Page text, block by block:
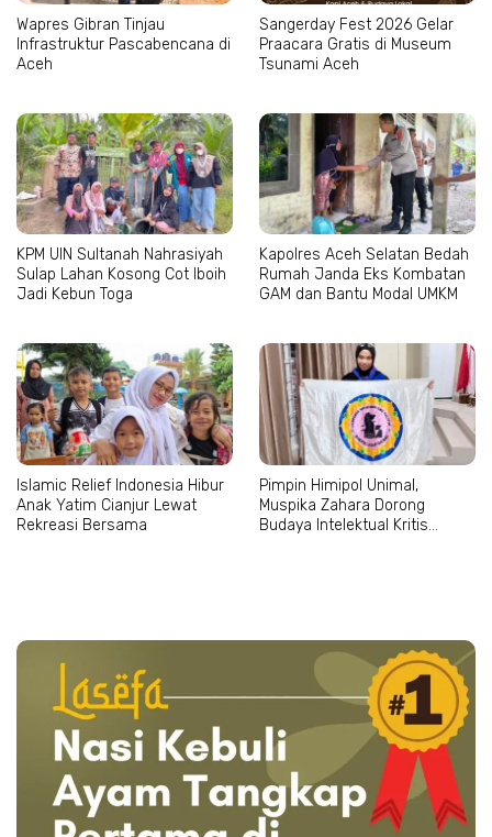
Wapres Gibran Tinjau
Infrastruktur Pascabencana di
Aceh
Sangerday Fest 2026 Gelar
Praacara Gratis di Museum
Tsunami Aceh
KPM UIN Sultanah Nahrasiyah
Sulap Lahan Kosong Cot Iboih
Jadi Kebun Toga
Kapolres Aceh Selatan Bedah
Rumah Janda Eks Kombatan
GAM dan Bantu Modal UMKM
Islamic Relief Indonesia Hibur
Anak Yatim Cianjur Lewat
Rekreasi Bersama
Pimpin Himipol Unimal,
Muspika Zahara Dorong
Budaya Intelektual Kritis